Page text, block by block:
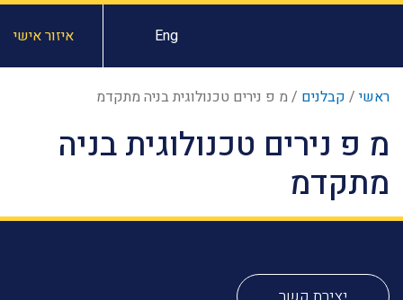
Eng איזור אישי
ראשי / קבלנים / מ פ נירים טכנולוגית בניה מתקדמ
מ פ נירים טכנולוגית בניה
מתקדמ